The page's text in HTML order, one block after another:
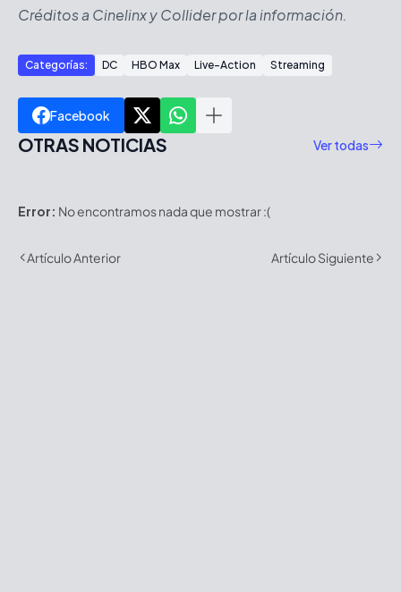
Créditos a Cinelinx y Collider por la información.
Categorías: DC HBO Max Live-Action Streaming
Facebook
OTRAS NOTICIAS Ver todas
Error: No encontramos nada que mostrar :(
Artículo Anterior Artículo Siguiente